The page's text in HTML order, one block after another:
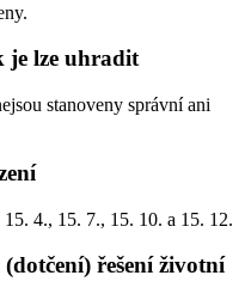
je lze uhradit
stanoveny správní ani
4., 15. 7., 15. 10. a 15. 12.
řešení životní